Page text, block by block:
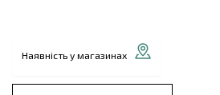
Наявність у магазинах